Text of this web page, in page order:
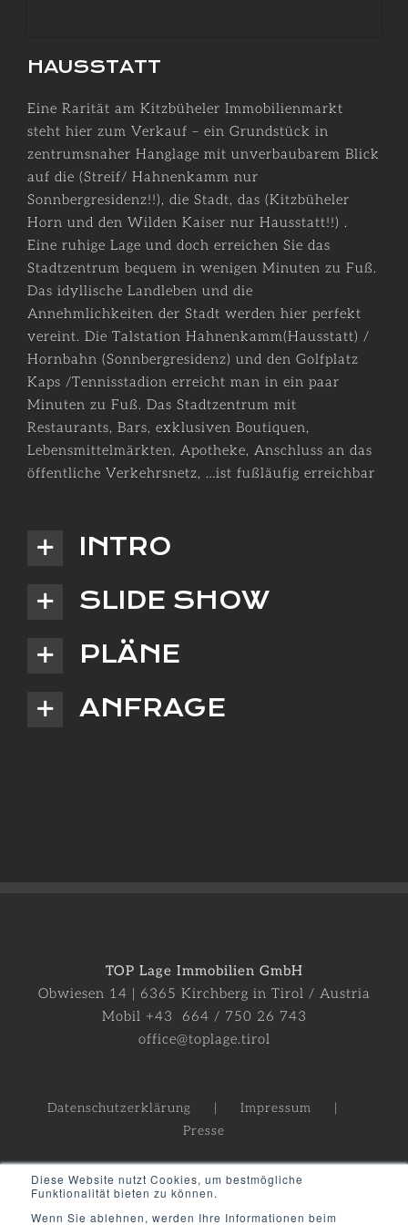
Diese Website nutzt Cookies, um bestmögliche
Funktionalität bieten zu können.
Wenn Sie ablehnen, werden Ihre Informationen beim
HAUSSTATT
Eine Rarität am Kitzbüheler Immobilienmarkt
steht hier zum Verkauf – ein Grundstück in
zentrumsnaher Hanglage mit unverbaubarem Blick
auf die (Streif/ Hahnenkamm nur
Sonnbergresidenz!!), die Stadt, das (Kitzbüheler
Horn und den Wilden Kaiser nur Hausstatt!!) .
Eine ruhige Lage und doch erreichen Sie das
Stadtzentrum bequem in wenigen Minuten zu Fuß.
Das idyllische Landleben und die
Annehmlichkeiten der Stadt werden hier perfekt
vereint. Die Talstation Hahnenkamm(Hausstatt) /
Hornbahn (Sonnbergresidenz) und den Golfplatz
Kaps /Tennisstadion erreicht man in ein paar
Minuten zu Fuß. Das Stadtzentrum mit
Restaurants, Bars, exklusiven Boutiquen,
Lebensmittelmärkten, Apotheke, Anschluss an das
öffentliche Verkehrsnetz, …ist fußläufig erreichbar
INTRO
SLIDE SHOW
PLÄNE
ANFRAGE
TOP Lage Immobilien GmbH
Obwiesen 14 | 6365 Kirchberg in Tirol / Austria
Mobil +43 664 / 750 26 743
office@toplage.tirol
Datenschutzerklärung
Impressum
Presse